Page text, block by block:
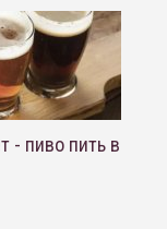
- пиво пить в